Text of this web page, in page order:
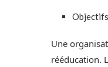
Une
rééducation.